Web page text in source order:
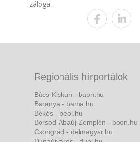
záloga.
Regionális hírportálok
Bács-Kiskun - baon.hu
Baranya - bama.hu
Békés - beol.hu
Borsod-Abaúj-Zemplén - boon.hu
Csongrád - delmagyar.hu